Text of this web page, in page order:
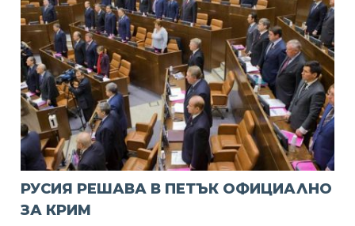
РУСИЯ РЕШАВА В ПЕТЪК ОФИЦИАЛНО
ЗА КРИМ